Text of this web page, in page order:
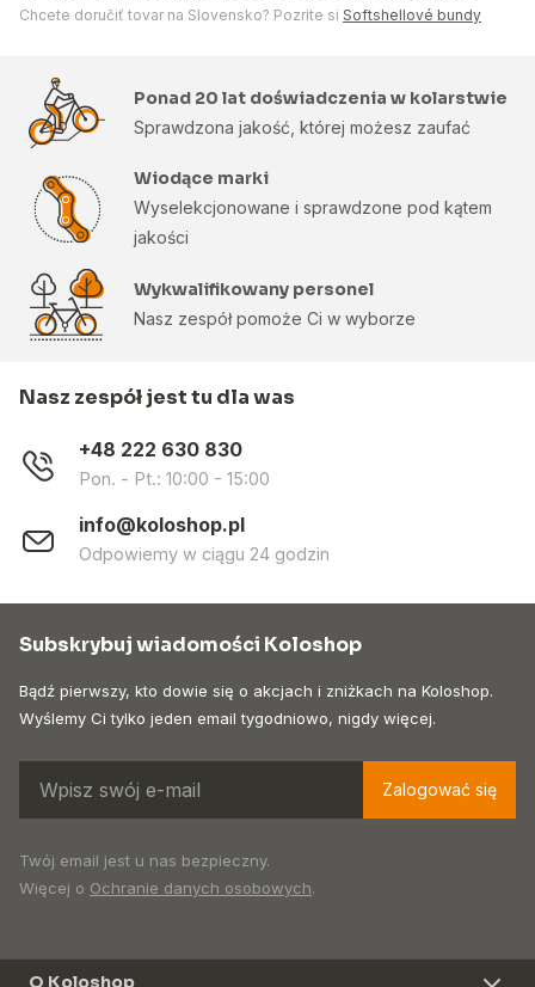
Chcete doručiť tovar na Slovensko? Pozrite si Softshellové bundy
Ponad 20 lat doświadczenia w kolarstwie
Sprawdzona jakość, której możesz zaufać
Wiodące marki
Wyselekcjonowane i sprawdzone pod kątem
jakości
Wykwalifikowany personel
Nasz zespół pomoże Ci w wyborze
Nasz zespół jest tu dla was
+48 222 630 830
Pon. - Pt.: 10:00 - 15:00
info@koloshop.pl
Odpowiemy w ciągu 24 godzin
Subskrybuj wiadomości Koloshop
Bądź pierwszy, kto dowie się o akcjach i zniżkach na Koloshop.
Wyślemy Ci tylko jeden email tygodniowo, nigdy więcej.
Zalogować się
Twój email jest u nas bezpieczny.
Więcej o Ochranie danych osobowych.
O Koloshop